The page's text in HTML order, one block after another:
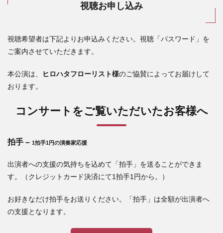
視聴お申し込み
視聴希望者は下記よりお申込みください。視聴「パスワード」を
ご案内させていただきます。
本公演は、 ヒロハタフローリスト様のご協賛によってお届けして
おります。
コンサートをご覧いただいたお客様へ
拍手 – 1拍手1円の演奏家応援
出演者への支援の気持ちを込めて「拍手」を送ることができま
す。（クレジットカード決済にて1拍手1円から。）
お好きなだけ拍手をお送りください。「拍手」は全額が出演者へ
の支援となります。